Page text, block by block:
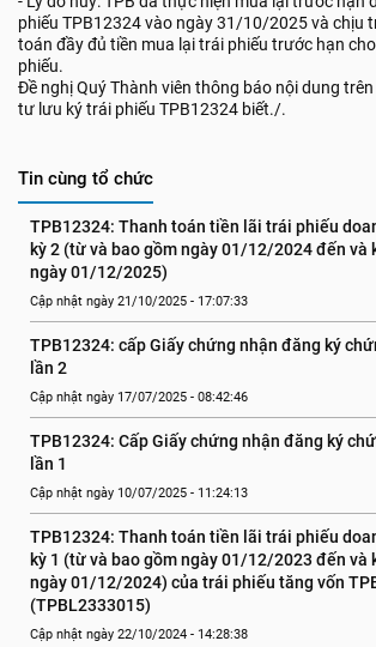
phiếu TPB12324 vào ngày 31/10/2025 và chịu
toán đầy đủ tiền mua lại trái phiếu trước hạn
phiếu.
Đề nghị Quý Thành viên thông báo nội dung
tư lưu ký trái phiếu TPB12324 biết./.
Tin cùng tổ chức
TPB12324: Thanh toán tiền lãi trái phiếu
kỳ 2 (từ và bao gồm ngày 01/12/2024 đến và
ngày 01/12/2025)
Cập nhật ngày 21/10/2025 - 17:07:33
TPB12324: cấp Giấy chứng nhận đăng ký
lần 2
Cập nhật ngày 17/07/2025 - 08:42:46
TPB12324: Cấp Giấy chứng nhận đăng ký
lần 1
Cập nhật ngày 10/07/2025 - 11:24:13
TPB12324: Thanh toán tiền lãi trái phiếu
kỳ 1 (từ và bao gồm ngày 01/12/2023 đến và
ngày 01/12/2024) của trái phiếu tăng vốn
(TPBL2333015)
Cập nhật ngày 22/10/2024 - 14:28:38